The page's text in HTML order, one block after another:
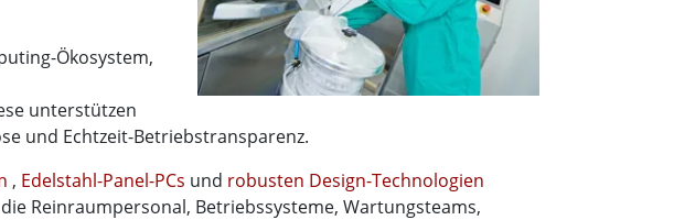
Ökosystem,
unterstützen
und Echtzeit-Betriebstransparenz.
, Edelstahl-Panel-PCs und robusten Design-Technologien
Reinraumpersonal, Betriebssysteme, Wartungsteams,